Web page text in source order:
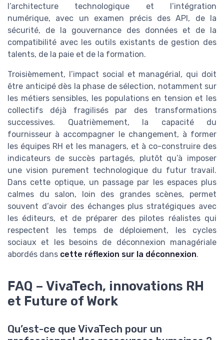
l’architecture technologique et l’intégration
numérique, avec un examen précis des API, de la
sécurité, de la gouvernance des données et de la
compatibilité avec les outils existants de gestion des
talents, de la paie et de la formation.
Troisièmement, l’impact social et managérial, qui doit
être anticipé dès la phase de sélection, notamment sur
les métiers sensibles, les populations en tension et les
collectifs déjà fragilisés par des transformations
successives. Quatrièmement, la capacité du
fournisseur à accompagner le changement, à former
les équipes RH et les managers, et à co-construire des
indicateurs de succès partagés, plutôt qu’à imposer
une vision purement technologique du futur travail.
Dans cette optique, un passage par les espaces plus
calmes du salon, loin des grandes scènes, permet
souvent d’avoir des échanges plus stratégiques avec
les éditeurs, et de préparer des pilotes réalistes qui
respectent les temps de déploiement, les cycles
sociaux et les besoins de déconnexion managériale
abordés dans cette réflexion sur la déconnexion.
FAQ – VivaTech, innovations RH
et Future of Work
Qu’est-ce que VivaTech pour un